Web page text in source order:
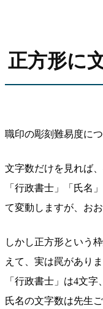
正方形に
職印の彫刻難易度に
文字数だけを見れば
「行政書士」「氏名
て変動しますが、お
しかし正方形という
えて、実は罠がありま
「行政書士」は4文
氏名の文字数は先生